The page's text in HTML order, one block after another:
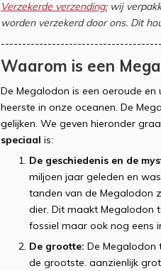
Verzekerde verzending:wij
worden verzekerd door ons. Dit
Waarom is een
De Megalodon is een oeroude
heerste in onze oceanen. De
gelijken. We geven hieronder
speciaal is:
De geschiedenis en de
miljoen jaar geleden en
tanden van de Megalodon
dier. Dit maakt Megalodon
fossiel maar ook nog eens
De grootte: De Megalodon
de grootste. aanzienlijk